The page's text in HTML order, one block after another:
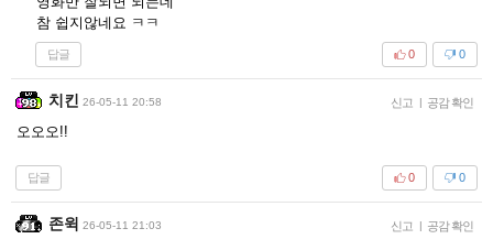
참 쉽지않네요 ㅋㅋ
답글 0
0
치킨 26-05-11 20:58 신고 | 공감 확인
오오오!!
답글 0
0
존윅 26-05-11 21:03 신고 | 공감 확인